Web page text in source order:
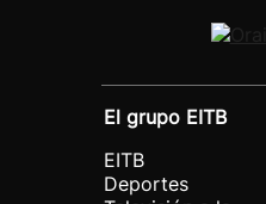
El grupo EITB
EITB
Deportes